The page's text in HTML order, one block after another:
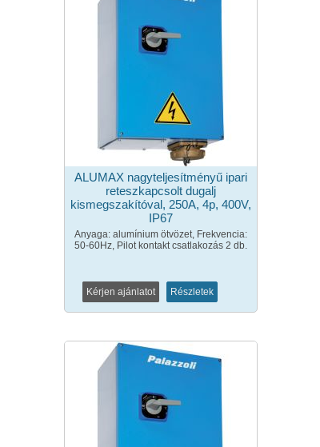
ALUMAX nagyteljesítményű ipari
reteszkapcsolt dugalj
kismegszakítóval, 250A, 4p, 400V,
IP67
Anyaga: alumínium ötvözet, Frekvencia:
50-60Hz, Pilot kontakt csatlakozás 2 db.
Kérjen ajánlatot Részletek